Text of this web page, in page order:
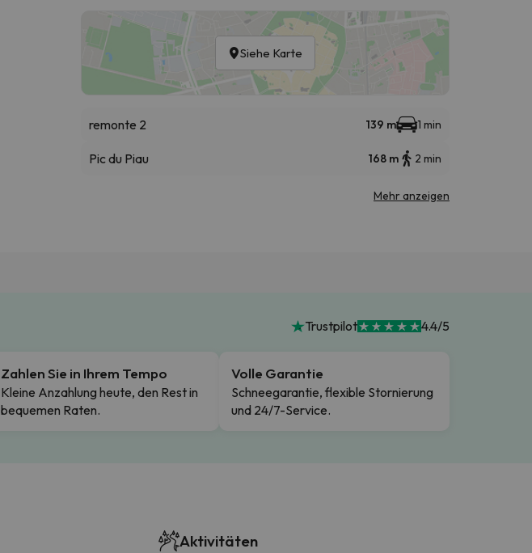
Siehe Karte
remonte 2 139 m 1 min
Pic du Piau 168 m 2 min
Mehr anzeigen
Trustpilot 4.4/5
Zahlen Sie in Ihrem Tempo
Kleine Anzahlung heute, den Rest in
bequemen Raten.
Volle Garantie
Schneegarantie, flexible Stornierung
und 24/7-Service.
Aktivitäten